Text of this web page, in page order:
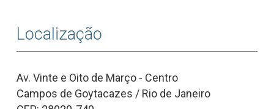
Localização
Av. Vinte e Oito de Março - Centro
Campos de Goytacazes / Rio de Janeiro